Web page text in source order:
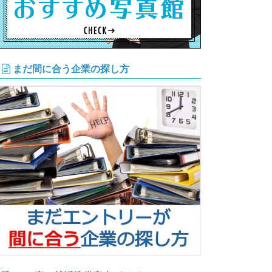
まだ間に合う企業の探し方